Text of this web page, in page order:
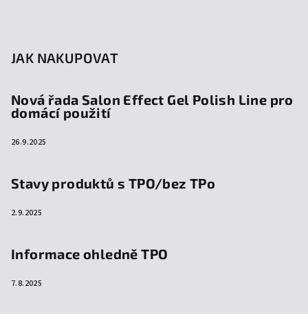
JAK NAKUPOVAT
Nová řada Salon Effect Gel Polish Line pro
domácí použití
26.9.2025
Stavy produktů s TPO/bez TPo
2.9.2025
Informace ohledně TPO
7.8.2025